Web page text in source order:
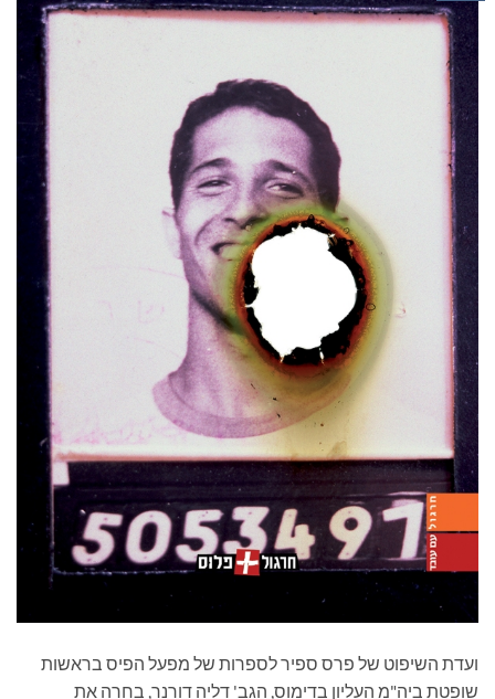
ועדת השיפוט של פרס ספיר לספרות של מפעל הפיס בראשות
שופטת ביה"מ העליון בדימוס, הגב' דליה דורנר, בחרה את